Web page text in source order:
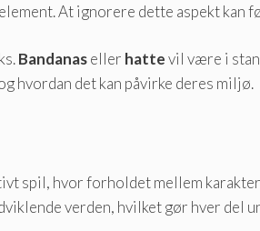
At ignorere dette aspekt
Bandanaseller hattevil være i
hvordan det kan påvirke deres miljø.
spil, hvor forholdet mellem
verden, hvilket gør hver del